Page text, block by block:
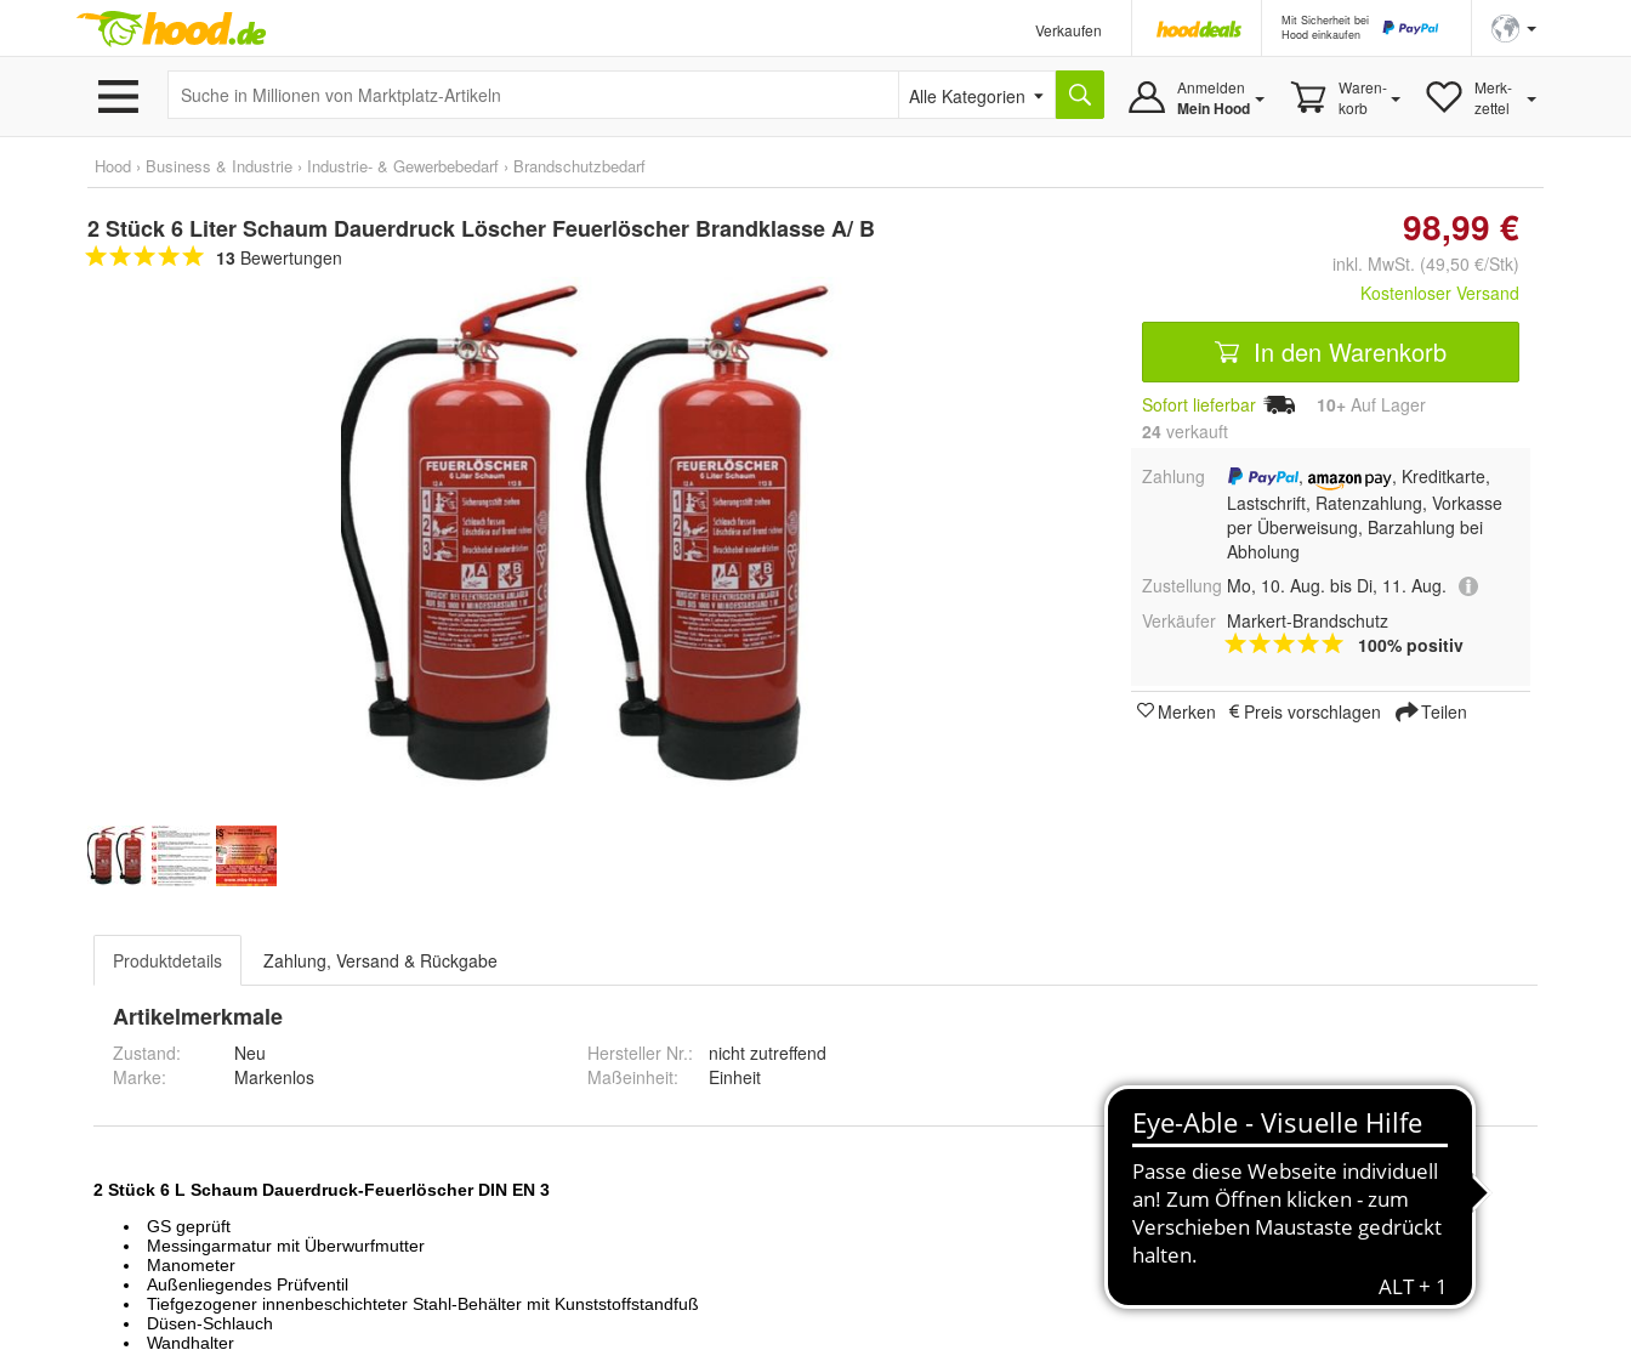
Verkaufen
Mit Sicherheit bei
Hood einkaufen
Alle Kategorien Anmelden
Mein Hood
Waren-
korb
Merk-
zettel
Hood › Business & Industrie › Industrie- & Gewerbebedarf › Brandschutzbedarf
2 Stück 6 Liter Schaum Dauerdruck Löscher Feuerlöscher Brandklasse A/ B
13 Bewertungen
98,99 €
inkl. MwSt. (49,50 €/Stk)
Kostenloser Versand
In den Warenkorb
Sofort lieferbar 10+ Auf Lager
24 verkauft
Zahlung
,
, Kreditkarte,
Lastschrift, Ratenzahlung, Vorkasse
per Überweisung, Barzahlung bei
Abholung
Zustellung Mo, 10. Aug. bis Di, 11. Aug.
Verkäufer Markert-Brandschutz
100% positiv
Merken Preis vorschlagen Teilen
Produktdetails Zahlung, Versand & Rückgabe
Artikelmerkmale
Zustand:
Neu
Marke:
Markenlos
Hersteller Nr.:
nicht zutreffend
Maßeinheit: Einheit